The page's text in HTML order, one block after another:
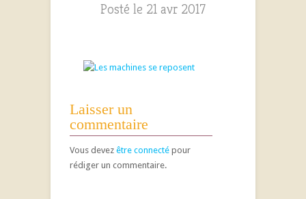
Posté le 21 avr 2017
Laisser un
commentaire
Vous devez être connecté pour
rédiger un commentaire.